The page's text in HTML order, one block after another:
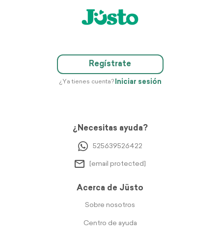
Regístrate
¿Ya tienes cuenta? Iniciar sesión
¿Necesitas ayuda?
525639526422
[email protected]
Acerca de Jüsto
Sobre nosotros
Centro de ayuda